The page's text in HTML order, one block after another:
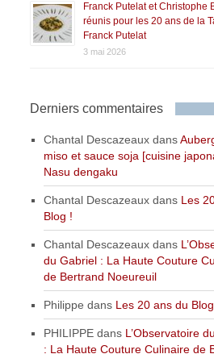
Franck Putelat et Christophe
réunis pour les 20 ans de la
Franck Putelat
3 mai 2026
Derniers commentaires
Chantal Descazeaux dans
miso et sauce soja [cuisine
Nasu dengaku
Chantal Descazeaux dans Les
Blog !
Chantal Descazeaux dans
du Gabriel : La Haute Couture
de Bertrand Noeureuil
Philippe dans Les 20 ans du
PHILIPPE dans L’Observatoire
: La Haute Couture Culinaire de